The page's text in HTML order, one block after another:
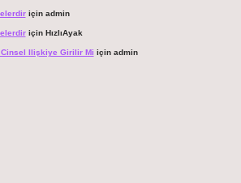
için admin
için HızlıAyak
Ilişkiye Girilir Mi için admin